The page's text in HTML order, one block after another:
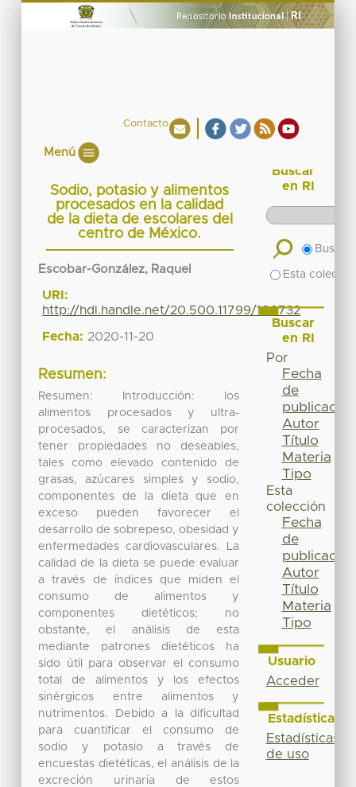
Contacto
Menú
Sodio, potasio y alimentos
procesados en la calidad
de la dieta de escolares del
centro de México.
Escobar-González, Raquel
URI:
http://hdl.handle.net/20.500.11799/109732
Fecha: 2020-11-20
Resumen:
Resumen: Introducción: los
alimentos procesados y ultra-
procesados, se caracterizan por
tener propiedades no deseables,
tales como elevado contenido de
grasas, azúcares simples y sodio,
componentes de la dieta que en
exceso pueden favorecer el
desarrollo de sobrepeso, obesidad y
enfermedades cardiovasculares. La
calidad de la dieta se puede evaluar
a través de índices que miden el
consumo de alimentos y
componentes dietéticos; no
obstante, el análisis de esta
mediante patrones dietéticos ha
sido útil para observar el consumo
total de alimentos y los efectos
sinérgicos entre alimentos y
nutrimentos. Debido a la dificultad
para cuantificar el consumo de
sodio y potasio a través de
encuestas dietéticas, el análisis de la
excreción urinaria de estos
Buscar
en RI
Buscar
Esta
Buscar
en RI
Por
Fecha
de
publicación
Autor
Título
Materia
Tipo
Esta
colección
Fecha
de
publicación
Autor
Título
Materia
Tipo
Usuario
Acceder
Estadísticas
Estadísticas
de uso